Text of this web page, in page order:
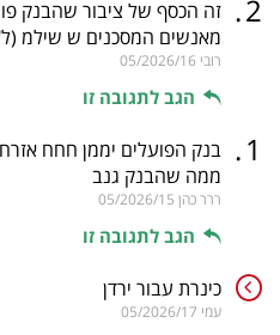
2
. זה הכסף של ציבור שהבנק
מאנשים המסכנים ש שילמ
רובי 05/2026/16
הגב לתגובה זו
1
. בנק הפועלים יממן חחח
ממה שהבנק גנב
ררר כהן 05/2026/15
הגב לתגובה זו
כינרת עבור ירדן
עמי 05/2026/17